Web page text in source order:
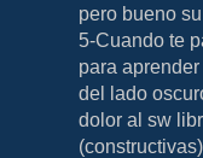
pero bueno
5-Cuando te
para
del lado
dolor al sw